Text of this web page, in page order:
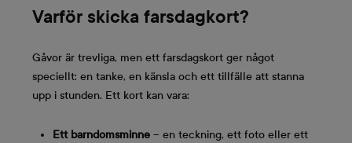
Varför skicka farsdagkort?
Gåvor är trevliga, men ett farsdagskort ger något
speciellt: en tanke, en känsla och ett tillfälle att stanna
upp i stunden. Ett kort kan vara:
Ett barndomsminne – en teckning, ett foto eller ett